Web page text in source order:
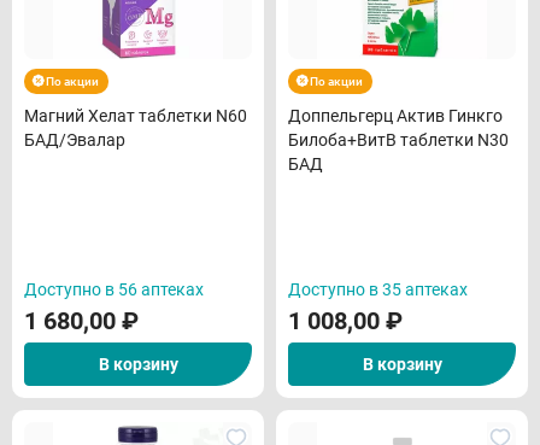
По акции
Магний Хелат таблетки N60
БАД/Эвалар
Доступно в 56 аптеках
1 680,00 ₽
В корзину
По акции
Доппельгерц Актив Гинкго
Билоба+ВитВ таблетки N30
БАД
Доступно в 35 аптеках
1 008,00 ₽
В корзину